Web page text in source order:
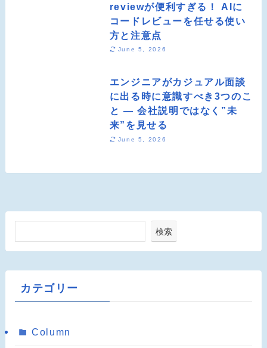
reviewが便利すぎる！ AIに
コードレビューを任せる使い
方と注意点
June 5, 2026
エンジニアがカジュアル面談
に出る時に意識すべき3つのこ
と ― 会社説明ではなく”未
来”を見せる
June 5, 2026
検索
カテゴリー
Column